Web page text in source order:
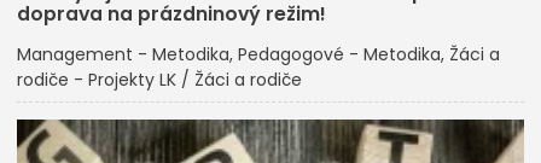
doprava na prázdninový režim!
Management - Metodika Pedagogové - Metodika Žáci a
rodiče - Projekty LK / Žáci a rodiče